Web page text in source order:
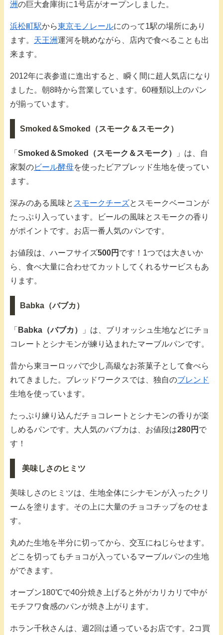
洲の巨大倉庫街に1号店がオープンしました。
浜松町駅から東京モノレールにのって1駅の場所にあり
ます。 天王洲運河を眺めながら、店内で食べることも出
来ます。
2012年に表参道に進出すると、瞬く間に超人気店になり
ました。朝8時から営業しています。60種類以上のパン
が揃っています。
Smoked＆Smoked（スモーク＆スモーク）
「 Smoked＆Smoked（スモーク＆スモーク）
」は、自
家製のビール酵母を使ったビアブレッド生地を使ってい
ます。
深みのある風味と スモークチーズとスモークベーコンが
たっぷり入っています。ビールの風味とスモークの香り
がポイントです。お店一番人気のパンです。
お値段は、ハーフサイズ500円 です！1つでは大きいか
ら、食べ大量に合わせてカットしてくれるサービスもあ
ります。
Babka（バブカ）
「 Babka（バブカ）
」は、ブリオッシュ生地などにチョ
コレートとシナモンが練り込まれたマーブルパンです。
昔から東ヨーロッパで少し高級なお茶菓子として食べら
れてきました。ブレッドワークスでは、独自のブレンド
生地を使っています。
たっぷり練り込んだチョコレートとシナモンの香りが楽
しめるパンです。大人気のバブカは、お値段は280円 で
す！
美味しさのヒミツ
美味しさのヒミツは、生地全体にシナモンが入ったクリ
ームを塗ります。その上に大量のチョコチップをのせま
す。
丸めた生地を半分に切ってから、交互にねじらせます。
どこを切ってもチョコが入っているマーブルパンの生地
ができます。
オーブン180℃で40分焼き上げると外がカリカリで中が
モチフワ食感のパンが焼き上がります。
ホラン千秋さんは、週2回は通っているお店です。2コ買